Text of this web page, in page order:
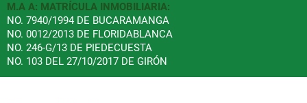
M.A A: MATRÍCULA INMOBILIARIA:
NO. 7940/1994 DE BUCARAMANGA
NO. 0012/2013 DE FLORIDABLANCA
NO. 246-G/13 DE PIEDECUESTA
NO. 103 DEL 27/10/2017 DE GIRÓN